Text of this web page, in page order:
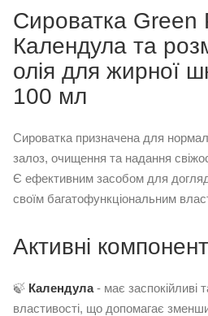
Сироватка Green
Календула та
олія для жирної
100 мл
Сироватка призначена для
залоз, очищення та надання
Є ефективним засобом для
своїм багатофункціональним
Активні
🍃 Календула- має заспокійливі
властивості, що допомагає